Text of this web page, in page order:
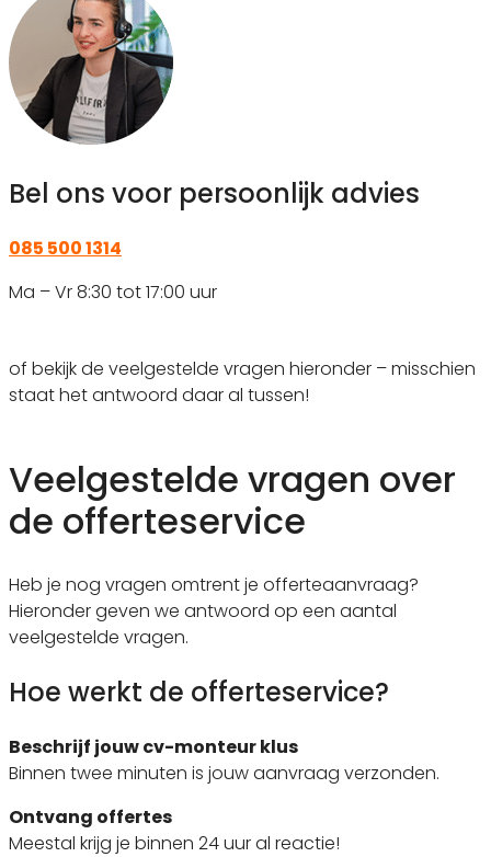
Bel ons voor persoonlijk advies
085 500 1314
Ma – Vr 8:30 tot 17:00 uur
of bekijk de veelgestelde vragen hieronder – misschien
staat het antwoord daar al tussen!
Veelgestelde vragen over
de offerteservice
Heb je nog vragen omtrent je offerteaanvraag?
Hieronder geven we antwoord op een aantal
veelgestelde vragen.
Hoe werkt de offerteservice?
Beschrijf jouw cv-monteur klus
Binnen twee minuten is jouw aanvraag verzonden.
Ontvang offertes
Meestal krijg je binnen 24 uur al reactie!